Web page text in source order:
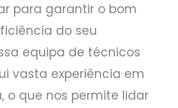
para garantir o bom
do seu
equipa de técnicos
vasta experiência em
o que nos permite lidar